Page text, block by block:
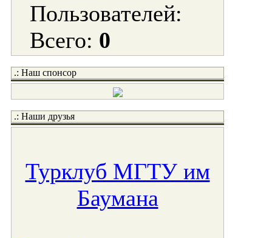
Пользователей:
Всего: 0
.: Наш спонсор
.: Наши друзья
Турклуб МГТУ им
Баумана